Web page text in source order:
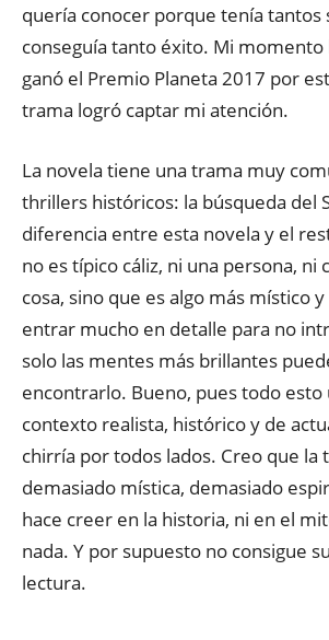
quería conocer porque tenía tantos
conseguía tanto éxito. Mi momento
ganó el Premio Planeta 2017 por
trama logró captar mi atención.
La novela tiene una trama muy
thrillers históricos: la búsqueda del
diferencia entre esta novela y el
no es típico cáliz, ni una persona, ni
cosa, sino que es algo más místico
entrar mucho en detalle para no
solo las mentes más brillantes
encontrarlo. Bueno, pues todo esto
contexto realista, histórico y de
chirría por todos lados. Creo que la
demasiado mística, demasiado
hace creer en la historia, ni en el
nada. Y por supuesto no consigue
lectura.